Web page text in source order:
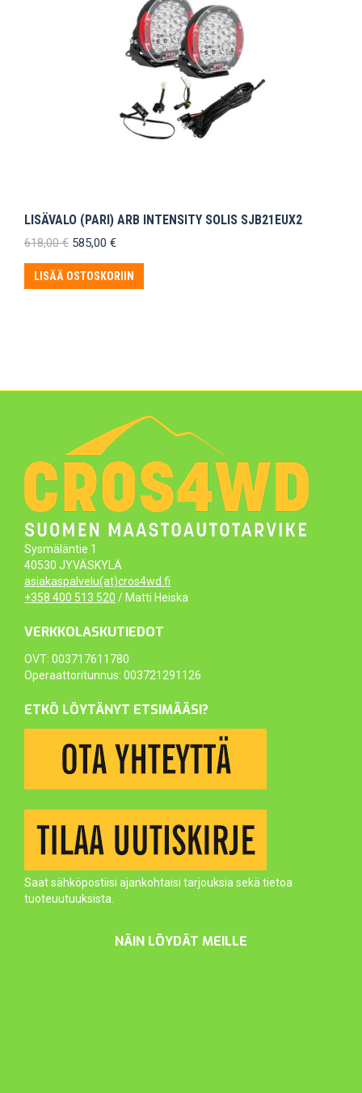
LISÄVALO (PARI) ARB INTENSITY SOLIS SJB21EUX2
618,00€ Alkuperäinen
oli:
618,00 €.
585,00 €Nykyinen
on:
585,00 €.
LISÄÄ OSTOSKORIIN
Sysmäläntie 1
40530 JYVÄSKYLÄ
asiakaspalvelu(at)cros4wd.fi
+358 400 513 520 / Matti Heiska
VERKKOLASKUTIEDOT
OVT: 003717611780
Operaattoritunnus: 003721291126
ETKÖ LÖYTÄNYT ETSIMÄÄSI?
Saat sähköpostiisi ajankohtaisi tarjouksia sekä tietoa
tuoteuutuuksista.
NÄIN LÖYDÄT MEILLE